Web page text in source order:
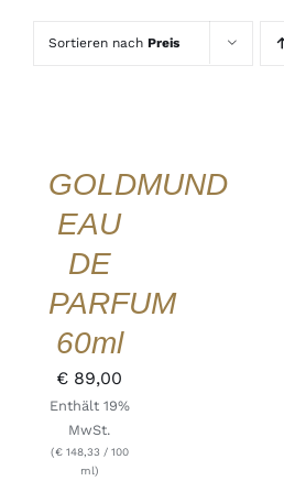
Sortieren nach Preis
QUICK
VIEW
GOLDMUND
EAU
DE
PARFUM
60ml
€ 89,00
Enthält 19%
MwSt.
(€148,33 / 100
ml)